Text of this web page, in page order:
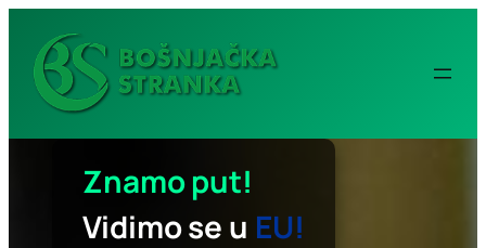
sadržaj
Znamo put!
Vidimo se u EU!